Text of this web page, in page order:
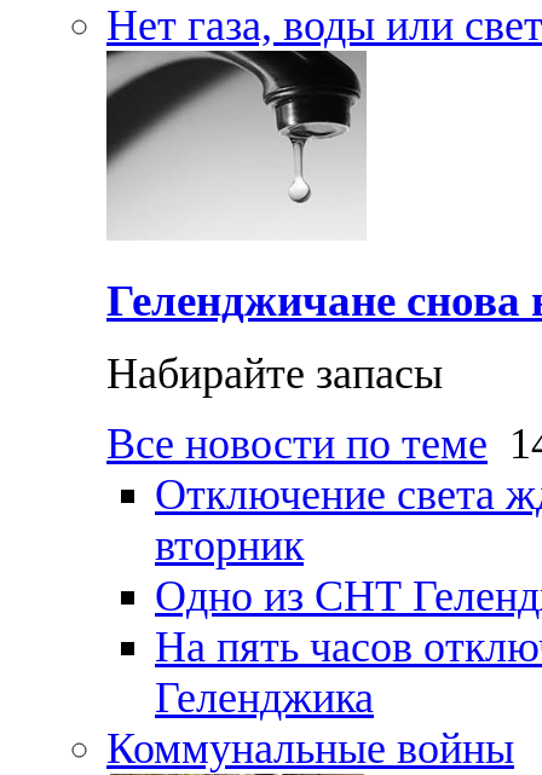
Нет газа, воды или
Геленджичане снова
Набирайте запасы
Все новости по теме
Отключение света
вторник
Одно из СНТ
На пять часов
Геленджика
Коммунальные войны